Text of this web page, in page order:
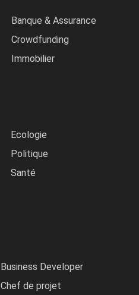
Banque & Assurance
Crowdfunding
Immobilier
Ecologie
Politique
Santé
Business Developer
Chef de projet